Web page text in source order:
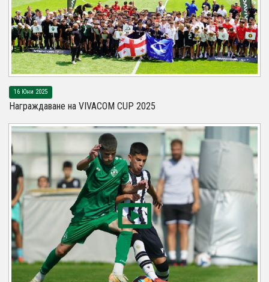
16 Юни 2025
Награждаване на VIVACOM CUP 2025